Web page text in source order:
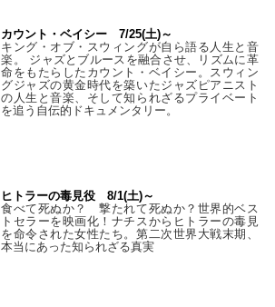
カウント・ベイシー 7/25(土)～
キング・オブ・スウィングが自ら語る人生と音
楽。 ジャズとブルースを融合させ、リズムに革
命をもたらしたカウント・ベイシー。スウィン
グジャズの黄金時代を築いたジャズピアニスト
の人生と音楽、そして知られざるプライベート
を追う自伝的ドキュメンタリー。
ヒトラーの毒見役 8/1(土)～
食べて死ぬか？ 撃たれて死ぬか？世界的ベス
トセラーを映画化！ナチスからヒトラーの毒見
を命令された女性たち。第二次世界大戦末期、
本当にあった知られざる真実